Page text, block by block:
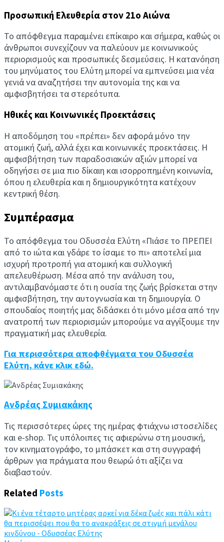
Προσωπική Ελευθερία στον 21ο Αιώνα
Το απόφθεγμα παραμένει επίκαιρο και σήμερα, καθώς οι
άνθρωποι συνεχίζουν να παλεύουν με κοινωνικούς
περιορισμούς και προσωπικές δεσμεύσεις. Η κατανόηση
του μηνύματος του Ελύτη μπορεί να εμπνεύσει μια νέα
γενιά να αναζητήσει την αυτονομία της και να
αμφισβητήσει τα στερεότυπα.
Ηθικές και Κοινωνικές Προεκτάσεις
Η αποδόμηση του «πρέπει» δεν αφορά μόνο την
ατομική ζωή, αλλά έχει και κοινωνικές προεκτάσεις. Η
αμφισβήτηση των παραδοσιακών αξιών μπορεί να
οδηγήσει σε μια πιο δίκαιη και ισορροπημένη κοινωνία,
όπου η ελευθερία και η δημιουργικότητα κατέχουν
κεντρική θέση.
Συμπέρασμα
Το απόφθεγμα του Οδυσσέα Ελύτη «Πιάσε το ΠΡΕΠΕΙ
από το ιώτα και γδάρε το ίσαμε το πι» αποτελεί μια
ισχυρή προτροπή για ατομική και συλλογική
απελευθέρωση. Μέσα από την ανάλυση του,
αντιλαμβανόμαστε ότι η ουσία της ζωής βρίσκεται στην
αμφισβήτηση, την αυτογνωσία και τη δημιουργία. Ο
σπουδαίος ποιητής μας διδάσκει ότι μόνο μέσα από την
ανατροπή των περιορισμών μπορούμε να αγγίξουμε την
πραγματική μας ελευθερία.
Για περισσότερα αποφθέγματα του Οδυσσέα
Ελύτη, κάνε κλικ εδώ.
Ανδρέας Συμιακάκης
Τις περισσότερες ώρες της ημέρας φτιάχνω ιστοσελίδες
και e-shop. Τις υπόλοιπες τις αφιερώνω στη μουσική,
τον κινηματογράφο, το μπάσκετ και στη συγγραφή
άρθρων για πράγματα που θεωρώ ότι αξίζει να
διαβαστούν.
Related Posts